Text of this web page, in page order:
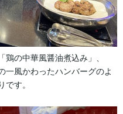
の中華風醤油煮込み」、
一風かわったハンバーグのよ
です。